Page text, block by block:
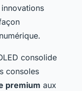
consolide
consoles
premium aux